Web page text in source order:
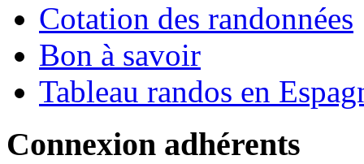
Cotation des randonnées
Bon à savoir
Tableau randos en
Connexion adhérents